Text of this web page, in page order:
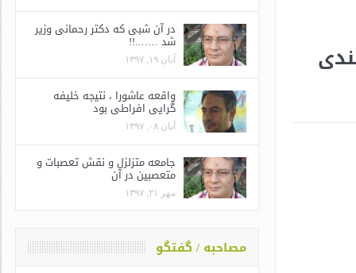
در آن شبی که دکتر رحمانی وزیر
شد …….!!
آبان ۱۹, ۱۳۹۷
واقعه عاشورا ، نتیجه خلیفه
گرایی افراطی بود
آبان ۰۸, ۱۳۹۷
جامعه متزلزل و نقش تعصبات و
متعصبین در آن
مهر ۲۱, ۱۳۹۷
مصاحبه / گفتگو